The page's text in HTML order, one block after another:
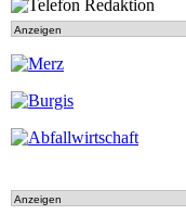
Anzeigen
Anzeigen